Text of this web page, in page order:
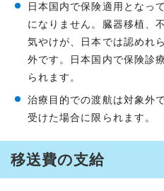
日本国内で保険適用となっ
になりません。臓器移植、
気やけが、日本では認めれ
外です。日本国内で保険診
られます。
治療目的での渡航は対象外
受けた場合に限られます。
移送費の支給